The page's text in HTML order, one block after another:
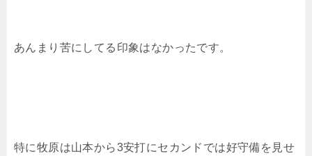
あんまり苦にしてる印象はなかったです。
特に牧原は山本から3安打にセカンドでは好守備を見せ